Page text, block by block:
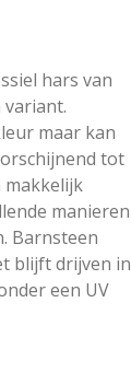
hars van
maar kan
tot
makkelijk
manieren
Barnsteen
blijft drijven in
een UV